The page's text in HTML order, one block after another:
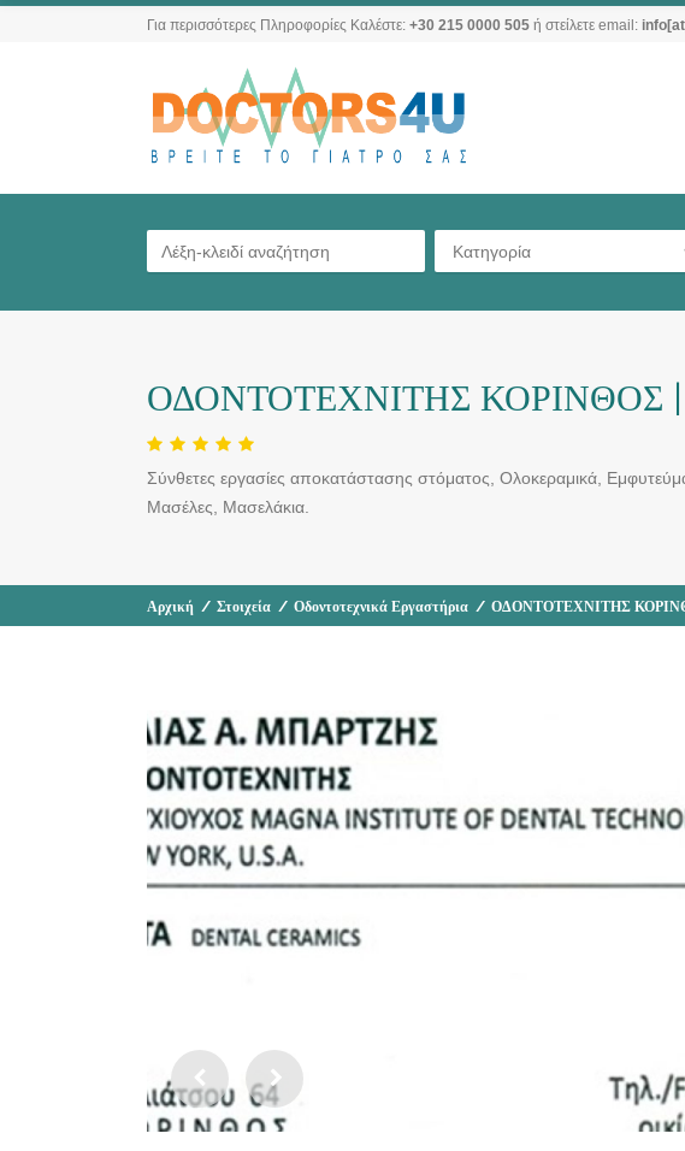
Για περισσότερες Πληροφορίες Καλέστε: +30 215 0000 505 ή στείλετε email:
Κατηγορία
ΟΔΟΝΤΟΤΕΧΝΙΤΗΣ ΚΟΡΙΝΘΟΣ
Σύνθετες εργασίες αποκατάστασης στόματος, Ολοκεραμικά,
Μασέλες, Μασελάκια.
Αρχική / Στοιχεία / Οδοντοτεχνικά Εργαστήρια / ΟΔΟΝΤΟΤΕΧΝΙΤΗΣ